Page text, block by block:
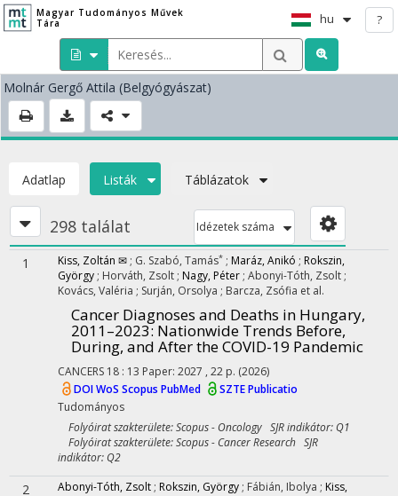
Magyar Tudományos Művek
Tára
hu ?
Molnár Gergő Attila (Belgyógyászat)
Adatlap Listák Táblázatok
298 találat Idézetek száma
1 Kiss, Zoltán ✉ ; G. Szabó, Tamás* ; Maráz, Anikó ; Rokszin,
György ; Horváth, Zsolt ; Nagy, Péter ; Abonyi-Tóth, Zsolt ;
Kovács, Valéria ; Surján, Orsolya ; Barcza, Zsófia et al.
Cancer Diagnoses and Deaths in Hungary,
2011–2023: Nationwide Trends Before,
During, and After the COVID-19 Pandemic
CANCERS 18 : 13 Paper: 2027 , 22 p. (2026)
DOIWoS Scopus PubMed
SZTE Publicatio
Tudományos
Folyóirat szakterülete: Scopus - Oncology SJR indikátor: Q1
Folyóirat szakterülete: Scopus - Cancer Research SJR
indikátor: Q2
2 Abonyi-Tóth, Zsolt ; Rokszin, György ; Fábián, Ibolya ; Kiss,